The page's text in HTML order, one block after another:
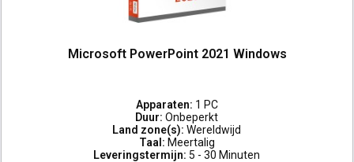
Microsoft PowerPoint 2021 Windows
Apparaten: 1 PC
Duur:Onbeperkt
Land zone(s):Wereldwijd
Taal: Meertalig
Leveringstermijn: 5 - 30 Minuten